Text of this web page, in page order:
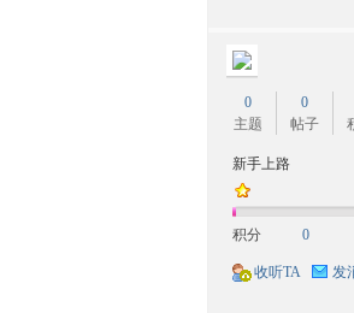
0
主题
0
帖子
新手上路
积分 0
收听TA 发